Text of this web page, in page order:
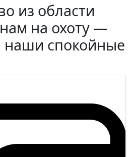
из области
на охоту —
наши спокойные